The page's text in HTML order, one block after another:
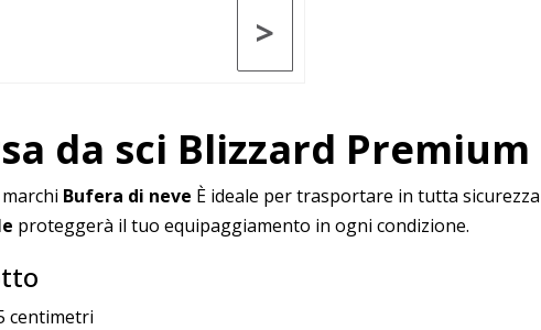
>
da sci Blizzard Premium
marchi Bufera di neve È ideale per trasportare in tutta
proteggerà il tuo equipaggiamento in ogni condizione.
centimetri